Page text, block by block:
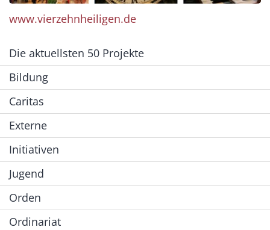
www.vierzehnheiligen.de
Die aktuellsten 50 Projekte
Bildung
Caritas
Externe
Initiativen
Jugend
Orden
Ordinariat